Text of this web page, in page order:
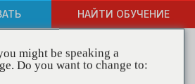
НАЙТИ ОБУЧЕНИЕ
might be speaking a
Do you want to change to: